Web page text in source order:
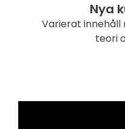
Nya
Varierat innehåll
teori